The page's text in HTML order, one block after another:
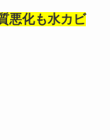
悪化も水カビ